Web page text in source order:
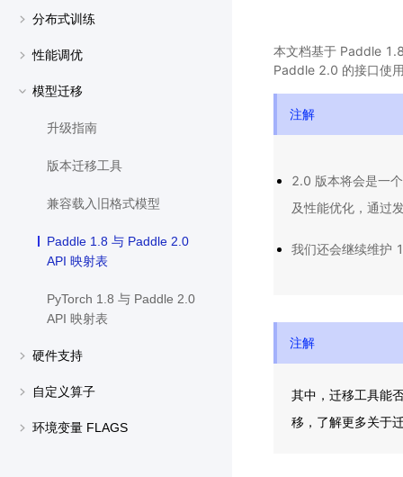
分布式训练
性能调优
模型迁移
升级指南
版本迁移工具
兼容载入旧格式模型
Paddle 1.8 与 Paddle 2.0
API 映射表
PyTorch 1.8 与 Paddle 2.0
API 映射表
硬件支持
自定义算子
环境变量 FLAGS
本文档基于 Paddle
Paddle 2.0 的接口使
注解
2.0 版本将会是一
及性能优化，通过
我们还会继续维护
注解
其中，迁移工具能
移，了解更多关于